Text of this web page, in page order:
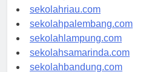
sekolahjambi.com
sekolahriau.com
sekolahpalembang.com
sekolahlampung.com
sekolahsamarinda.com